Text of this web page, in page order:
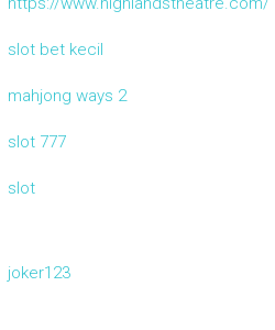
slot bet kecil
mahjong ways 2
slot 777
slot
joker123